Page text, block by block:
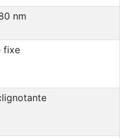
nm
fixe